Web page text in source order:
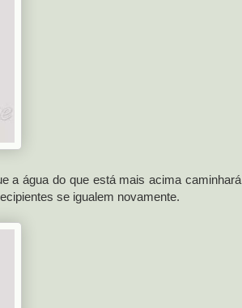
a água do que está mais acima caminhará
se igualem novamente.